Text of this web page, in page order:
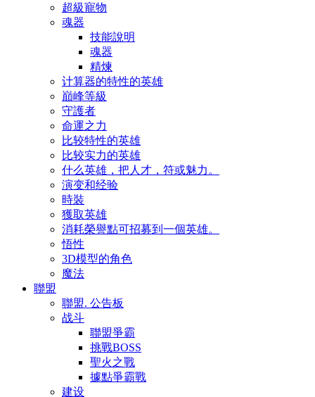
超級寵物
魂器
技能說明
魂器
精煉
计算器的特性的英雄
巔峰等級
守護者
命運之力
比较特性的英雄
比较实力的英雄
什么英雄，把人才，符或魅力。
演变和经验
時裝
獲取英雄
消耗榮譽點可招募到一個英雄。
悟性
3D模型的角色
魔法
聯盟
聯盟. 公告板
战斗
聯盟爭霸
挑戰BOSS
聖火之戰
據點爭霸戰
建设